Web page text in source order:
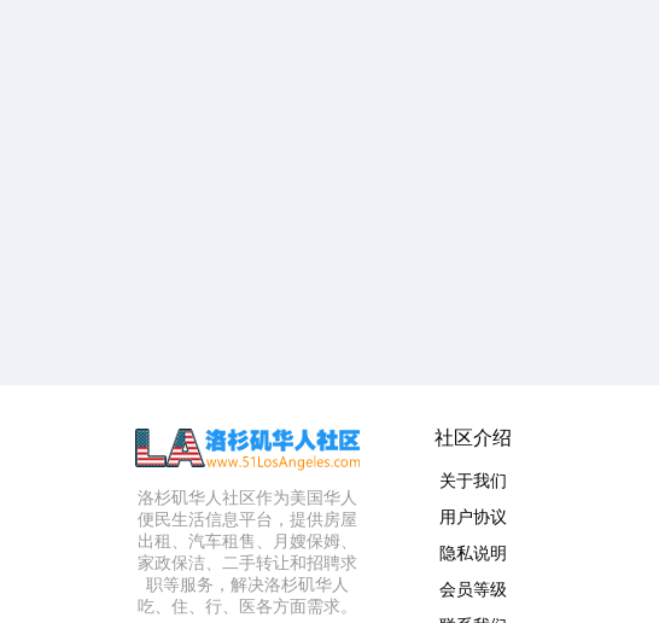
洛杉矶华人社区作为美国华人
便民生活信息平台，提供房屋
出租、汽车租售、月嫂保姆、
家政保洁、二手转让和招聘求
职等服务，解决洛杉矶华人
吃、住、行、医各方面需求。
社区介绍
关于我们
用户协议
隐私说明
会员等级